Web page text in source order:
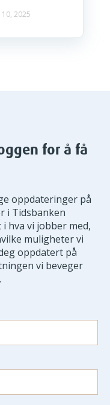
10, 2025
for å få
oppdateringer på
i Tidsbanken
hva vi jobber med,
muligheter vi
oppdatert på
vi beveger